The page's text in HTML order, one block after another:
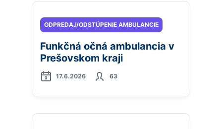
ODPREDAJ/ODSTÚPENIE AMBULANCIE
Funkčná očná ambulancia v
Prešovskom kraji
17.6.2026 63